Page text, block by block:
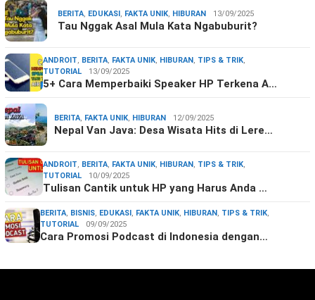
BERITA, EDUKASI, FAKTA UNIK, HIBURAN 13/09/2025
Tau Nggak Asal Mula Kata Ngabuburit?
ANDROIT, BERITA, FAKTA UNIK, HIBURAN, TIPS & TRIK,
TUTORIAL
13/09/2025
5+ Cara Memperbaiki Speaker HP Terkena A…
BERITA, FAKTA UNIK, HIBURAN 12/09/2025
Nepal Van Java: Desa Wisata Hits di Lere…
ANDROIT, BERITA, FAKTA UNIK, HIBURAN, TIPS & TRIK,
TUTORIAL
10/09/2025
Tulisan Cantik untuk HP yang Harus Anda …
BERITA, BISNIS, EDUKASI, FAKTA UNIK, HIBURAN, TIPS & TRIK,
TUTORIAL
09/09/2025
Cara Promosi Podcast di Indonesia dengan…